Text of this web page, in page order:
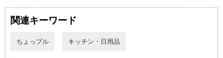
関連キーワード
ちょっプル キッチン・日用品